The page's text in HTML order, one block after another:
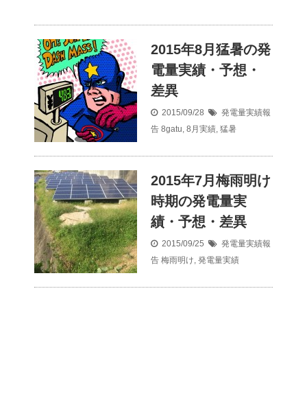
2015年8月猛暑の発
電量実績・予想・
差異
2015/09/28
発電量実績報
告 8gatu 8月実績 猛暑
2015年7月梅雨明け
時期の発電量実
績・予想・差異
2015/09/25
発電量実績報
告 梅雨明け 発電量実績